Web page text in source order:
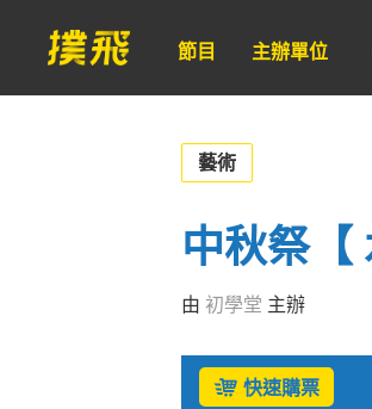
節目 主辦單位
藝術
中秋祭【
由 初學堂 主辦
快速購票